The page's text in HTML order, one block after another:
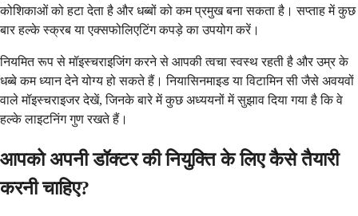
कोशिकाओं को हटा देता है और धब्बों को कम प्रमुख बना सकता है। सप्ताह में कुछ
बार हल्के स्क्रब या एक्सफोलिएटिंग कपड़े का उपयोग करें।
नियमित रूप से मॉइस्चराइजिंग करने से आपकी त्वचा स्वस्थ रहती है और उम्र के
धब्बे कम ध्यान देने योग्य हो सकते हैं। नियासिनमाइड या विटामिन सी जैसे अवयवों
वाले मॉइस्चराइजर देखें, जिनके बारे में कुछ अध्ययनों में सुझाव दिया गया है कि वे
हल्के लाइटनिंग गुण रखते हैं।
आपको अपनी डॉक्टर की नियुक्ति के लिए कैसे तैयारी
करनी चाहिए?